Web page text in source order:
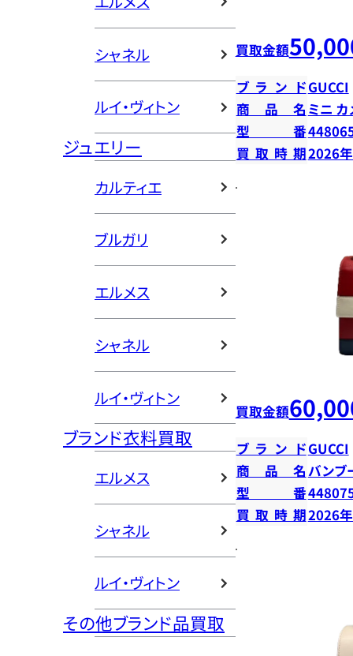
シャネル
ルイ・ヴィトン
ジュエリー
カルティエ
ブルガリ
エルメス
シャネル
ルイ・ヴィトン
ブランド衣料買取
エルメス
シャネル
ルイ・ヴィトン
その他ブランド品買取
買取金額
ブランドGUCCI
商品名 ミニ カ
型番
買取時期2026
買取金額
ブランドGUCCI
商品名バンブ
型番
買取時期2026